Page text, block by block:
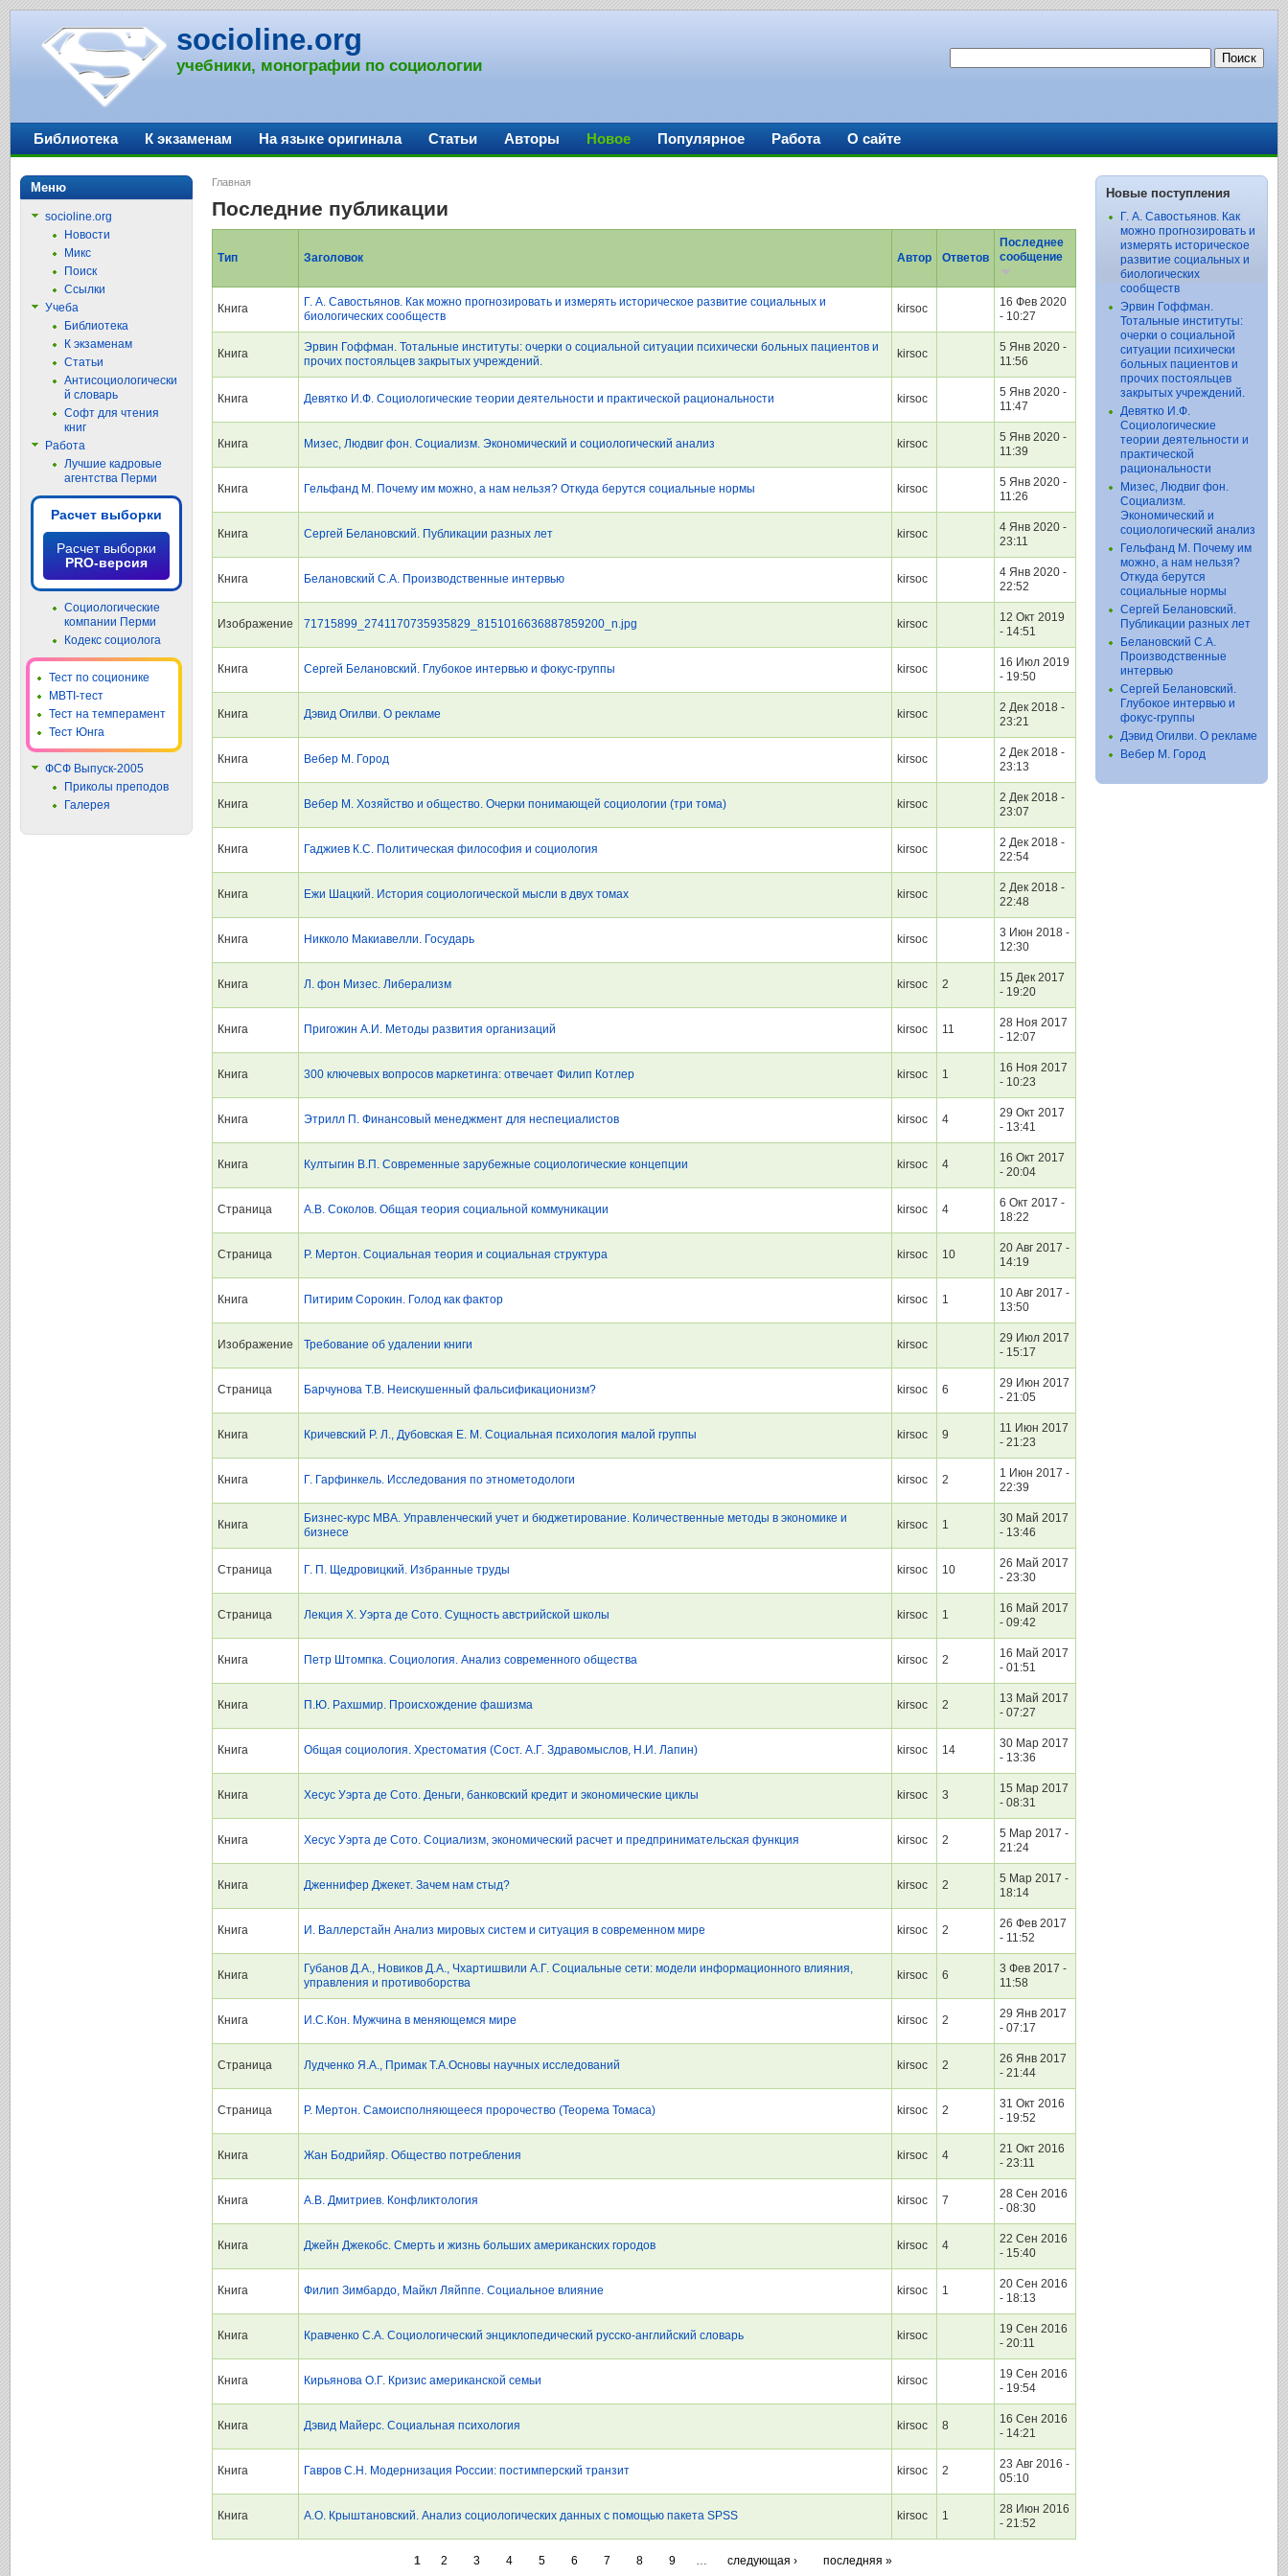
socioline.org
учебники, монографии по социологии
Главная
Последние публикации
Тип Заголовок Автор Ответов
Последнее
сообщение
Книга
Г. А. Савостьянов. Как можно прогнозировать и измерять историческое развитие социальных и
биологических сообществ
kirsoc
16 Фев 2020
- 10:27
Книга
Эрвин Гоффман. Тотальные институты: очерки о социальной ситуации психически больных пациентов и
прочих постояльцев закрытых учреждений.
kirsoc
5 Янв 2020 -
11:56
Книга Девятко И.Ф. Социологические теории деятельности и практической рациональности kirsoc
5 Янв 2020 -
11:47
Книга Мизес, Людвиг фон. Социализм. Экономический и социологический анализ kirsoc
5 Янв 2020 -
11:39
Книга Гельфанд М. Почему им можно, а нам нельзя? Откуда берутся социальные нормы kirsoc
5 Янв 2020 -
11:26
Книга Сергей Белановский. Публикации разных лет kirsoc
4 Янв 2020 -
23:11
Книга Белановский С.А. Производственные интервью kirsoc
4 Янв 2020 -
22:52
Изображение 71715899_2741170735935829_8151016636887859200_n.jpg kirsoc
12 Окт 2019
- 14:51
Книга Сергей Белановский. Глубокое интервью и фокус-группы kirsoc
16 Июл 2019
- 19:50
Книга Дэвид Огилви. О рекламе kirsoc
2 Дек 2018 -
23:21
Книга Вебер М. Город kirsoc
2 Дек 2018 -
23:13
Книга Вебер М. Хозяйство и общество. Очерки понимающей социологии (три тома) kirsoc
2 Дек 2018 -
23:07
Книга Гаджиев К.С. Политическая философия и социология kirsoc
2 Дек 2018 -
22:54
Книга Ежи Шацкий. История социологической мысли в двух томах kirsoc
2 Дек 2018 -
22:48
Книга Никколо Макиавелли. Государь kirsoc
3 Июн 2018 -
12:30
Книга Л. фон Мизес. Либерализм kirsoc 2
15 Дек 2017
- 19:20
Книга Пригожин А.И. Методы развития организаций kirsoc 11
28 Ноя 2017
- 12:07
Книга 300 ключевых вопросов маркетинга: отвечает Филип Котлер kirsoc 1
16 Ноя 2017
- 10:23
Книга Этрилл П. Финансовый менеджмент для неспециалистов kirsoc 4
29 Окт 2017
- 13:41
Книга Култыгин В.П. Современные зарубежные социологические концепции kirsoc 4
16 Окт 2017
- 20:04
Страница А.В. Соколов. Общая теория социальной коммуникации kirsoc 4
6 Окт 2017 -
18:22
Страница Р. Мертон. Социальная теория и социальная структура kirsoc 10
20 Авг 2017 -
14:19
Книга Питирим Сорокин. Голод как фактор kirsoc 1
10 Авг 2017 -
13:50
Изображение Требование об удалении книги kirsoc
29 Июл 2017
- 15:17
Страница Барчунова Т.В. Неискушенный фальсификационизм? kirsoc 6
29 Июн 2017
- 21:05
Книга Кричевский Р. Л., Дубовская Е. М. Социальная психология малой группы kirsoc 9
11 Июн 2017
- 21:23
Книга Г. Гарфинкель. Исследования по этнометодологи kirsoc 2
1 Июн 2017 -
22:39
Книга
Бизнес-курс МВА. Управленческий учет и бюджетирование. Количественные методы в экономике и
бизнесе
kirsoc 1
30 Май 2017
- 13:46
Страница Г. П. Щедровицкий. Избранные труды kirsoc 10
26 Май 2017
- 23:30
Страница Лекция Х. Уэрта де Сото. Сущность австрийской школы kirsoc 1
16 Май 2017
- 09:42
Книга Петр Штомпка. Социология. Анализ современного общества kirsoc 2
16 Май 2017
- 01:51
Книга П.Ю. Рахшмир. Происхождение фашизма kirsoc 2
13 Май 2017
- 07:27
Книга Общая социология. Хрестоматия (Сост. А.Г. Здравомыслов, Н.И. Лапин) kirsoc 14
30 Мар 2017
- 13:36
Книга Хесус Уэрта де Сото. Деньги, банковский кредит и экономические циклы kirsoc 3
15 Мар 2017
- 08:31
Книга Хесус Уэрта де Сото. Социализм, экономический расчет и предпринимательская функция kirsoc 2
5 Мар 2017 -
21:24
Книга Дженнифер Джекет. Зачем нам стыд? kirsoc 2
5 Мар 2017 -
18:14
Книга И. Валлерстайн Анализ мировых систем и ситуация в современном мире kirsoc 2
26 Фев 2017
- 11:52
Книга
Губанов Д.А., Новиков Д.А., Чхартишвили А.Г. Социальные сети: модели информационного влияния,
управления и противоборства
kirsoc 6
3 Фев 2017 -
11:58
Книга И.С.Кон. Мужчина в меняющемся мире kirsoc 2
29 Янв 2017
- 07:17
Страница Лудченко Я.А., Примак Т.А.Основы научных исследований kirsoc 2
26 Янв 2017
- 21:44
Страница Р. Мертон. Самоисполняющееся пророчество (Теорема Томаса) kirsoc 2
31 Окт 2016
- 19:52
Книга Жан Бодрийяр. Общество потребления kirsoc 4
21 Окт 2016
- 23:11
Книга А.В. Дмитриев. Конфликтология kirsoc 7
28 Сен 2016
- 08:30
Книга Джейн Джекобс. Смерть и жизнь больших американских городов kirsoc 4
22 Сен 2016
- 15:40
Книга Филип Зимбардо, Майкл Ляйппе. Социальное влияние kirsoc 1
20 Сен 2016
- 18:13
Книга Кравченко С.А. Социологический энциклопедический русско-английский словарь kirsoc
19 Сен 2016
- 20:11
Книга Кирьянова О.Г. Кризис американской семьи kirsoc
19 Сен 2016
- 19:54
Книга Дэвид Майерс. Социальная психология kirsoc 8
16 Сен 2016
- 14:21
Книга Гавров С.Н. Модернизация России: постимперский транзит kirsoc 2
23 Авг 2016 -
05:10
Книга А.О. Крыштановский. Анализ социологических данных с помощью пакета SPSS kirsoc 1
28 Июн 2016
- 21:52
1 2 3 4 5 6 7 8 9 … следующая › последняя »
Библиотека К экзаменам На языке оригинала Статьи Авторы Новое Популярное Работа О сайте
Меню
socioline.org
Новости
Микс
Поиск
Ссылки
Учеба
Библиотека
К экзаменам
Статьи
Антисоциологически
й словарь
Софт для чтения
книг
Работа
Лучшие кадровые
агентства Перми
Расчет выборки
Расчет выборки
PRO-версия
Социологические
компании Перми
Кодекс социолога
Тест по соционике
MBTI-тест
Тест на темперамент
Тест Юнга
ФСФ Выпуск-2005
Приколы преподов
Галерея
Новые поступления
Г. А. Савостьянов. Как
можно прогнозировать и
измерять историческое
развитие социальных и
биологических
сообществ
Эрвин Гоффман.
Тотальные институты:
очерки о социальной
ситуации психически
больных пациентов и
прочих постояльцев
закрытых учреждений.
Девятко И.Ф.
Социологические
теории деятельности и
практической
рациональности
Мизес, Людвиг фон.
Социализм.
Экономический и
социологический анализ
Гельфанд М. Почему им
можно, а нам нельзя?
Откуда берутся
социальные нормы
Сергей Белановский.
Публикации разных лет
Белановский С.А.
Производственные
интервью
Сергей Белановский.
Глубокое интервью и
фокус-группы
Дэвид Огилви. О рекламе
Вебер М. Город